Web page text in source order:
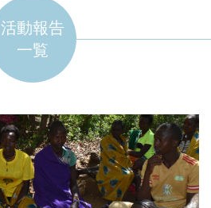
活動報告
一覧